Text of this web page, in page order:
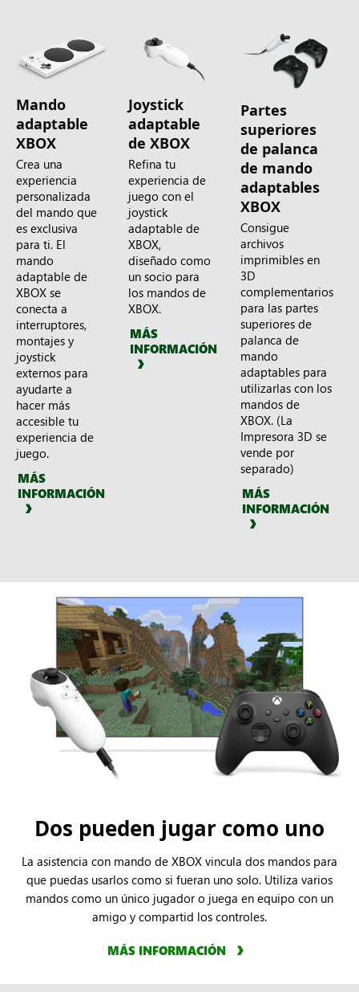
Mando
adaptable
XBOX
Crea una
experiencia
personalizada
del mando que
es exclusiva
para ti. El
mando
adaptable de
XBOX se
conecta a
interruptores,
montajes y
joystick
externos para
ayudarte a
hacer más
accesible tu
experiencia de
juego.
MÁS
INFORMACIÓN
Joystick
adaptable
de XBOX
Refina tu
experiencia de
juego con el
joystick
adaptable de
XBOX,
diseñado como
un socio para
los mandos de
XBOX.
MÁS
INFORMACIÓN
Partes
superiores
de palanca
de mando
adaptables
XBOX
Consigue
archivos
imprimibles en
3D
complementarios
para las partes
superiores de
palanca de
mando
adaptables para
utilizarlas con los
mandos de
XBOX. (La
Impresora 3D se
vende por
separado)
MÁS
INFORMACIÓN
Dos pueden jugar como uno
La asistencia con mando de XBOX vincula dos mandos para
que puedas usarlos como si fueran uno solo. Utiliza varios
mandos como un único jugador o juega en equipo con un
amigo y compartid los controles.
MÁS INFORMACIÓN